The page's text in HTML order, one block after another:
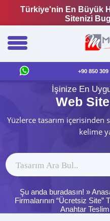
Türkiye'nin En Büyük
Sitenizi
+90 850 309
İşinize En
Web
Yüzlerce tasarım içerisinden
kelime
Şu anda buradasın! »
Firmalarının “Ücretsiz
Anahtar